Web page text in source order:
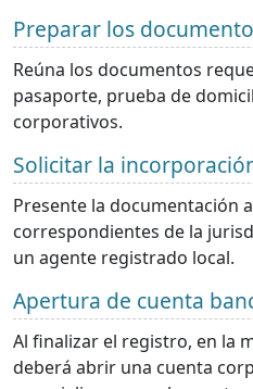
Preparar los
Reúna los documentos
pasaporte, prueba de
corporativos.
Solicitar la
Presente la documentación
correspondientes de la
un agente registrado local.
Apertura de cuenta
Al finalizar el registro, en la
deberá abrir una cuenta